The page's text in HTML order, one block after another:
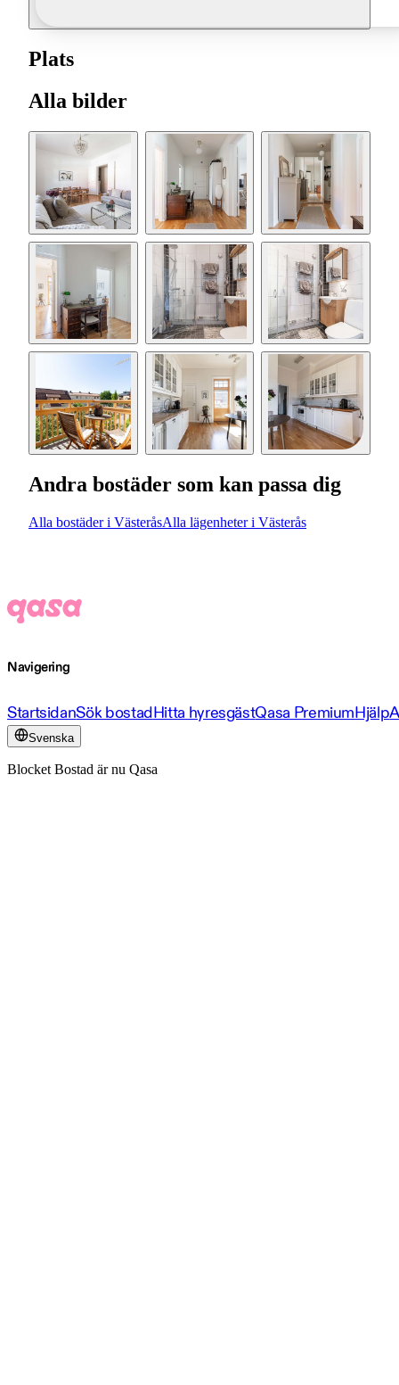
Plats
Alla bilder
Andra bostäder som kan passa dig
Alla bostäder i VästeråsAlla lägenheter i Västerås
Navigering
StartsidanSök bostadHitta hyresgästQasa PremiumHjälp
Svenska
Blocket Bostad är nu Qasa